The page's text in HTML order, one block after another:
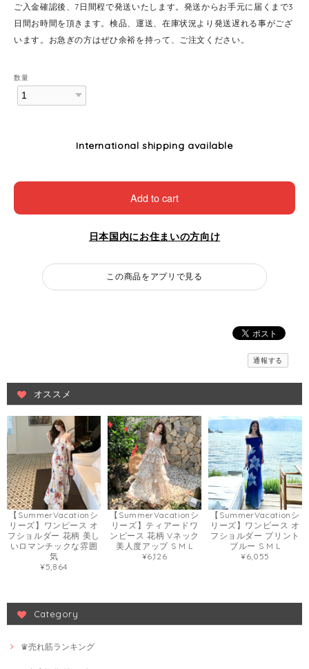
ご入金確認後、7日間程で発送いたします。発送からお手元に届くまで3
日間お時間を頂きます。検品、運送、在庫状況より発送遅れる事がござ
います。お急ぎの方はぜひ余裕を持って、ご注文ください。
数量
International shipping available
Add to cart
日本国内にお住まいの方向け
この商品をアプリで見る
通報する
オススメ
【SummerVacationシ
リーズ】ワンピース オ
フショルダー 花柄 美し
いロマンチックな雰囲
気
¥5,864
【SummerVacationシ
リーズ】ティアードワ
ンピース 花柄 Vネック
美人度アップ S M L
¥6,126
【SummerVacationシ
リーズ】ワンピース オ
フショルダー プリント
ブルー S M L
¥6,055
Category
♛売れ筋ランキング